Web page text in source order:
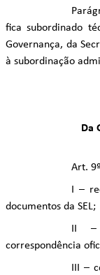
fica subordinado
Governança, da
à subordinação
Da
Art.
I –
documentos da SEL;
II –
correspondência
III –